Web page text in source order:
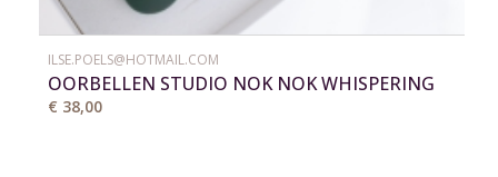
ILSE.POELS@HOTMAIL.COM
OORBELLEN STUDIO NOK NOK WHISPERING
WOODS 6
€ 38,00